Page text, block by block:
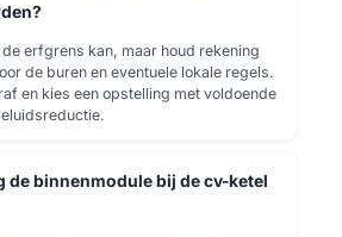
erfgrens kan, maar houd rekening
de buren en eventuele lokale regels.
en kies een opstelling met voldoende
de binnenmodule bij de cv-ketel